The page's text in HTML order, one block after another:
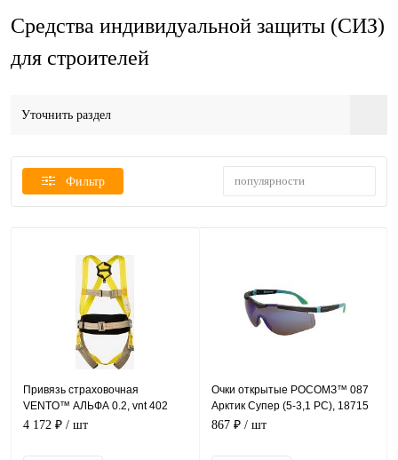
Средства индивидуальной защиты (СИЗ)
для строителей
Уточнить раздел
Фильтр популярности
Привязь страховочная
VENTO™ АЛЬФА 0.2, vnt 402
4 172 ₽ / шт
Очки открытые РОСОМЗ™ 087
Арктик Супер (5-3,1 PС), 18715
867 ₽ / шт